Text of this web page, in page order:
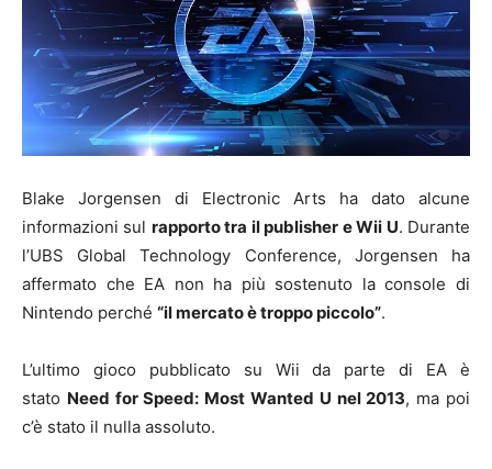
Blake Jorgensen di Electronic Arts ha dato alcune
informazioni sul rapporto tra il publisher e Wii U. Durante
l’UBS Global Technology Conference, Jorgensen ha
affermato che EA non ha più sostenuto la console di
Nintendo perché “il mercato è troppo piccolo”.
L’ultimo gioco pubblicato su Wii da parte di EA è
stato Need for Speed: Most Wanted U nel 2013, ma poi
c’è stato il nulla assoluto.